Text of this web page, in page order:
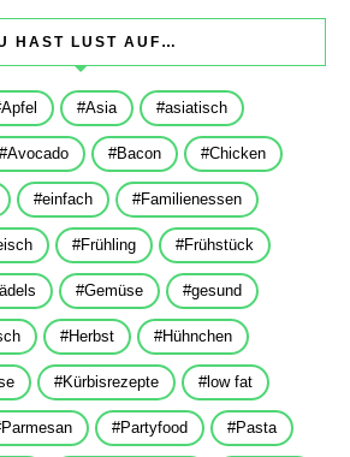
HAST LUST AUF…
Apfel Asia asiatisch
Avocado Bacon Chicken
einfach Familienessen
Frühling Frühstück
Gemüse gesund
Herbst Hühnchen
Kürbisrezepte low fat
Parmesan Partyfood Pasta